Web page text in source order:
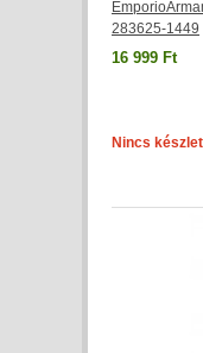
283625-1449
16 999 Ft
Nincs